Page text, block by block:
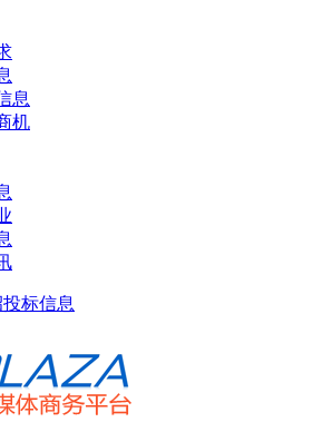
息
机
标信息